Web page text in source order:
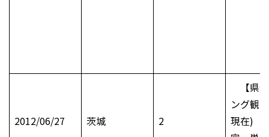
2012/06/27 茨城 2
【県
ング観
現在) ※